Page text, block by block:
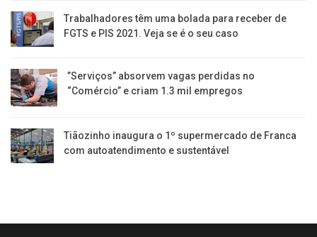
Trabalhadores têm uma bolada para receber de
FGTS e PIS 2021. Veja se é o seu caso
​”Serviços” absorvem vagas perdidas no
“Comércio” e criam 1.3 mil empregos
Tiãozinho inaugura o 1º supermercado de Franca
com autoatendimento e sustentável